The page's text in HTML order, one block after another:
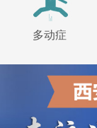
多动症